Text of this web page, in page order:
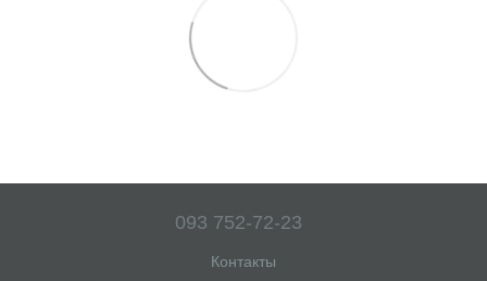
093 752-72-23
Контакты